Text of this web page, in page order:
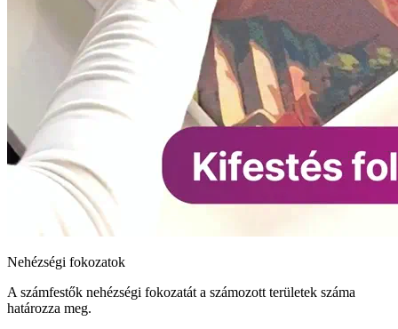
Nehézségi fokozatok
A számfestők nehézségi fokozatát a számozott területek száma
határozza meg.